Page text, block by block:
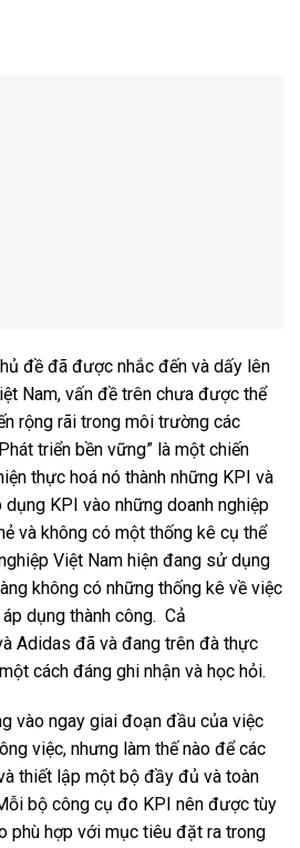
đề đã được nhắc đến và dấy lên
Nam, vấn đề trên chưa được thể
rộng rãi trong môi trường các
triển bền vững” là một chiến
thực hoá nó thành những KPI và
KPI vào những doanh nghiệp
và không có một thống kê cụ thể
Việt Nam hiện đang sử dụng
không có những thống kê về việc
dụng thành công. Cả
Adidas đã và đang trên đà thực
cách đáng ghi nhận và học hỏi.
vào ngay giai đoạn đầu của việc
việc, nhưng làm thế nào để các
thiết lập một bộ đầy đủ và toàn
bộ công cụ đo KPI nên được tùy
phù hợp với mục tiêu đặt ra trong